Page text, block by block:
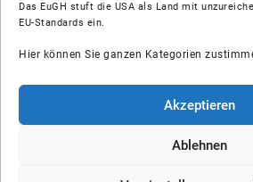
Das EuGH stuft die USA als Land mit
EU-Standards ein.
Hier können Sie ganzen Kategorien
Akzeptieren
Ablehnen
Über uns
Soziale Medien